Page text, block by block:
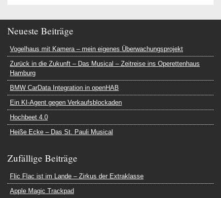
Neueste Beiträge
Vogelhaus mit Kamera – mein eigenes Überwachungsprojekt
Zurück in die Zukunft – Das Musical – Zeitreise ins Operettenhaus
Hamburg
BMW CarData Integration in openHAB
Ein KI-Agent gegen Verkaufsblockaden
Hochbeet 4.0
Heiße Ecke – Das St. Pauli Musical
Zufällige Beiträge
Flic Flac ist im Lande – Zirkus der Extraklasse
Apple Magic Trackpad